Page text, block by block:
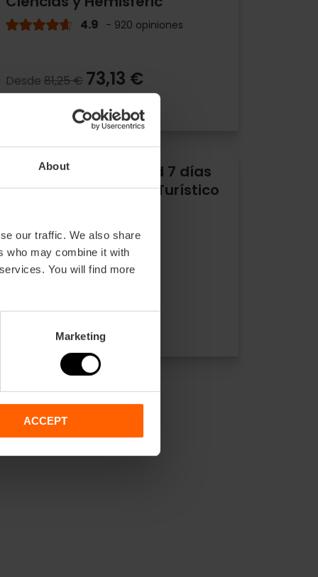
About
our traffic. We also share
who may combine it with
You will find more
Marketing
ACCEPT
4.9 - 920 opiniones
Desde 81,25 € 73,13 €
Valencia Tourist Card 7 días
sin transporte + Bus Turístico
5 - 2 opiniones